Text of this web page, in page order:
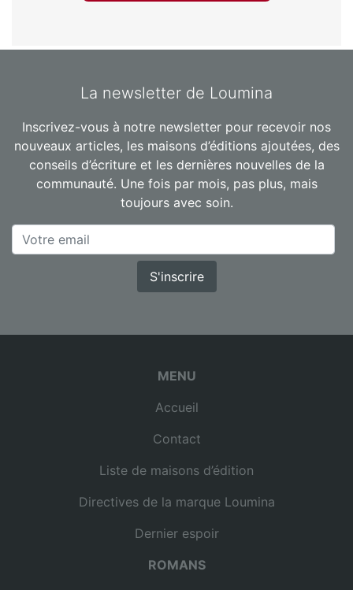
La newsletter de Loumina
Inscrivez-vous à notre newsletter pour recevoir nos
nouveaux articles, les maisons d’éditions ajoutées, des
conseils d’écriture et les dernières nouvelles de la
communauté. Une fois par mois, pas plus, mais
toujours avec soin.
S'inscrire
MENU
Accueil
Contact
Liste de maisons d’édition
Directives de la marque Loumina
Dernier espoir
ROMANS